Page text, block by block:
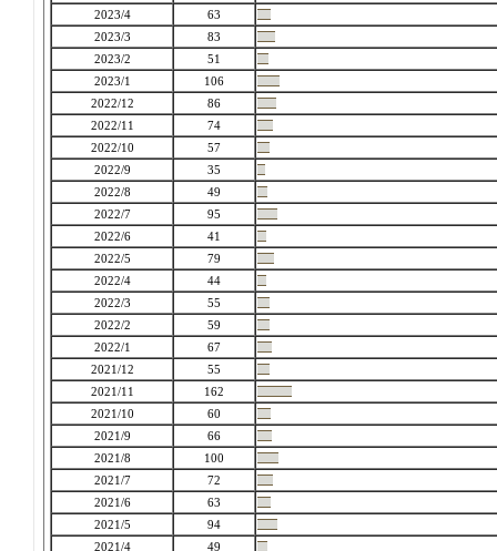
2023/4
63
2023/3
83
2023/2
51
2023/1
106
2022/12
86
2022/11
74
2022/10
57
2022/9
35
2022/8
49
2022/7
95
2022/6
41
2022/5
79
2022/4
44
2022/3
55
2022/2
59
2022/1
67
2021/12
55
2021/11
162
2021/10
60
2021/9
66
2021/8
100
2021/7
72
2021/6
63
2021/5
94
2021/4
49